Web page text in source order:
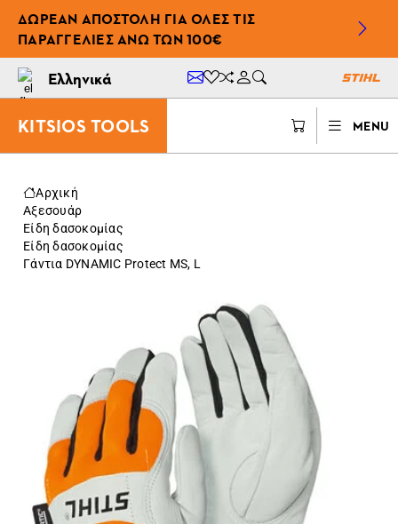
ΔΩΡΕΆΝ ΑΠΟΣΤΟΛΉ ΓΙΑ ΌΛΕΣ ΤΙΣ
ΠΑΡΑΓΓΕΛΊΕΣ ΆΝΩ ΤΩΝ 100€
Ελληνικά
KITSIOS TOOLS MENU
Αρχική
Αξεσουάρ
Είδη δασοκομίας
Είδη δασοκομίας
Γάντια DYNAMIC Protect MS, L